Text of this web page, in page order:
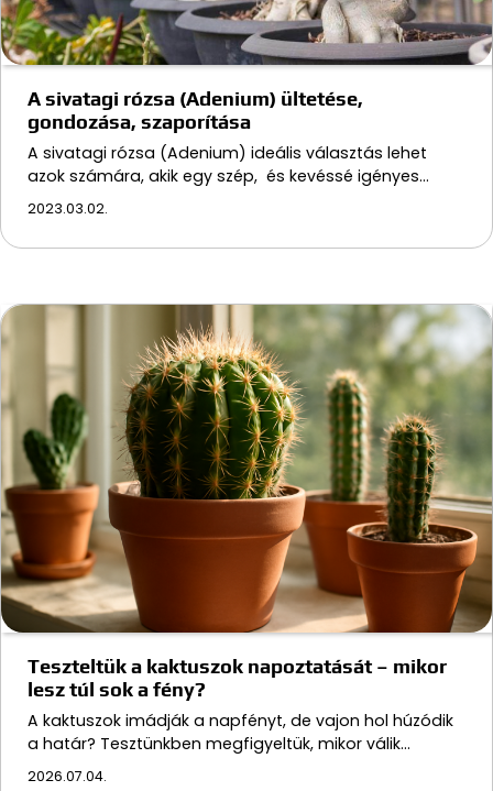
A sivatagi rózsa (Adenium) ültetése,
gondozása, szaporítása
A sivatagi rózsa (Adenium) ideális választás lehet
azok számára, akik egy szép, és kevéssé igényes…
2023.03.02.
Teszteltük a kaktuszok napoztatását – mikor
lesz túl sok a fény?
A kaktuszok imádják a napfényt, de vajon hol húzódik
a határ? Tesztünkben megfigyeltük, mikor válik…
2026.07.04.